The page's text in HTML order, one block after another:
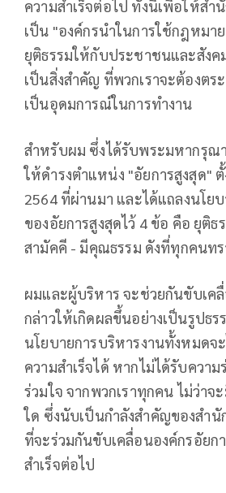
ความสำเร็จต่อไป ทั้งนี้เพื่อให้สำ
เป็น "องค์กรนำในการใช้กฎหมา
ยุติธรรมให้กับประชาชนและสังค
เป็นสิ่งสำคัญ ที่พวกเราจะต้องต
เป็นอุดมการณ์ในการทำงาน
สำหรับผม ซึ่งได้รับพระมหากรุณ
ให้ดำรงตำแหน่ง "อัยการสูงสุด"
2564 ที่ผ่านมา และได้แถลงนโย
ของอัยการสูงสุดไว้ 4 ข้อ คือ ยุติ
สามัคคี - มีคุณธรรม ดังที่ทุกคนท
ผมและผู้บริหาร จะช่วยกันขับเค
กล่าวให้เกิดผลขึ้นอย่างเป็นรูปธร
นโยบายการบริหารงานทั้งหมดจ
ความสำเร็จได้ หากไม่ได้รับความ
ร่วมใจ จากพวกเราทุกคน ไม่ว่า
ใด ซึ่งนับเป็นกำลังสำคัญของสำนั
ที่จะร่วมกันขับเคลื่อนองค์กรอัยก
สำเร็จต่อไป